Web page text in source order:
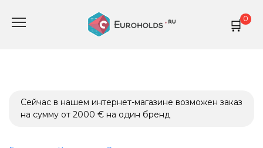
0
Сейчас в нашем интернет-магазине возможен заказ
на сумму от 2000 € на один бренд